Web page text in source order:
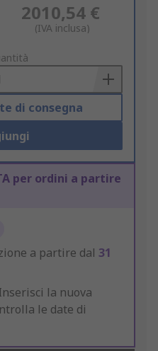
2010,54 €
(IVA inclusa)
di consegna
per ordini a partire
a partire dal 31
la nuova
le date di